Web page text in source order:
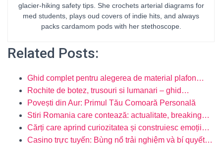
glacier-hiking safety tips. She crochets arterial diagrams for
med students, plays oud covers of indie hits, and always
packs cardamom pods with her stethoscope.
Related Posts:
Ghid complet pentru alegerea de material plafon…
Rochite de botez, trusouri si lumanari – ghid…
Povești din Aur: Primul Tău Comoară Personală
Stiri Romania care contează: actualitate, breaking…
Cărți care aprind curiozitatea și construiesc emoții…
Casino trực tuyến: Bùng nổ trải nghiệm và bí quyết…